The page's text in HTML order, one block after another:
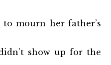
mourn her father’s
show up for the